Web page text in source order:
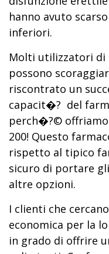
hanno avuto
inferiori.
Molti utilizzatori di
possono
riscontrato un
capacit�? del
perch�?©
200! Questo
rispetto al tipico
sicuro di portare
altre opzioni.
I clienti che
economica per la
in grado di offrire